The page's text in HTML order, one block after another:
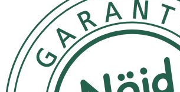
- Passar i barnvagn, säng och vid vila
- Färg: Grå
Material
100 % akryl